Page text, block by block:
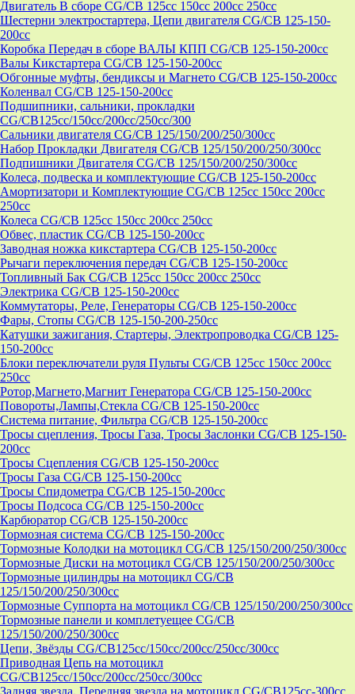
Двигатель В сборе CG/CB 125cc 150cc 200cc 250cc
Шестерни электростартера, Цепи двигателя CG/CB 125-150-
200cc
Коробка Передач в сборе ВАЛЫ КПП CG/CB 125-150-200cc
Валы Кикстартера CG/CB 125-150-200cc
Обгонные муфты, бендиксы и Магнето CG/CB 125-150-200cc
Коленвал CG/CB 125-150-200cc
Подшипники, сальники, прокладки
CG/CB125сс/150cc/200cc/250cc/300
Сальники двигателя CG/CB 125/150/200/250/300cc
Набор Прокладки Двигателя CG/CB 125/150/200/250/300cc
Подпишники Двигателя CG/CB 125/150/200/250/300cc
Колеса, подвеска и комплектующие CG/CB 125-150-200cc
Амортизатори и Комплектующие CG/CB 125cc 150cc 200cc
250cc
Колеса CG/CB 125cc 150cc 200cc 250cc
Обвес, пластик CG/CB 125-150-200cc
Заводная ножка кикстартера CG/CB 125-150-200cc
Рычаги переключения передач CG/CB 125-150-200cc
Топливный Бак CG/CB 125cc 150cc 200cc 250cc
Электрика CG/CB 125-150-200cc
Коммутаторы, Реле, Генераторы CG/CB 125-150-200cc
Фары, Стопы CG/CB 125-150-200-250cc
Катушки зажигания, Стартеры, Электропроводка CG/CB 125-
150-200cc
Блоки переключатели руля Пульты CG/CB 125cc 150cc 200cc
250cc
Ротор,Магнето,Магнит Генератора CG/CB 125-150-200cc
Повороты,Лампы,Стекла CG/CB 125-150-200cc
Система питание, Фильтра CG/CB 125-150-200cc
Тросы сцепления, Тросы Газа, Тросы Заслонки CG/CB 125-150-
200cc
Тросы Сцепления CG/CB 125-150-200cc
Тросы Газа CG/CB 125-150-200cc
Тросы Спидометра CG/CB 125-150-200cc
Тросы Подсоса CG/CB 125-150-200cc
Карбюратор CG/CB 125-150-200cc
Тормозная система CG/CB 125-150-200cc
Тормозные Колодки на мотоцикл CG/CB 125/150/200/250/300cc
Тормозные Диски на мотоцикл CG/CB 125/150/200/250/300cc
Тормозные цилиндры на мотоцикл CG/CB
125/150/200/250/300cc
Тормозные Суппорта на мотоцикл CG/CB 125/150/200/250/300cc
Тормозные панели и комплетуещее CG/CB
125/150/200/250/300cc
Цепи, Звёзды CG/CB125cc/150cc/200cc/250cc/300cc
Приводная Цепь на мотоцикл
CG/CB125cc/150cc/200cc/250cc/300cc